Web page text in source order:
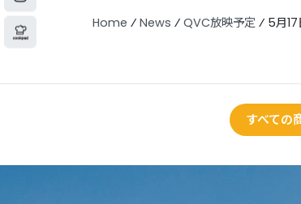
Home ⁄ News ⁄ QVC放映予定 ⁄ 5月
すべての